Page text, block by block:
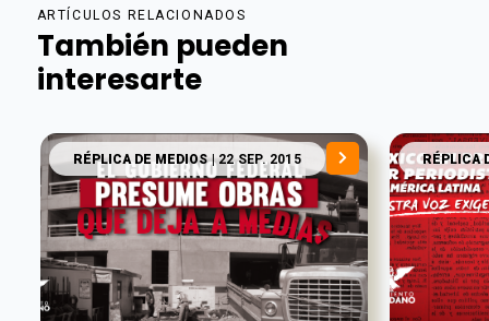
ARTÍCULOS RELACIONADOS
También pueden
interesarte
RÉPLICA DE MEDIOS| 22 SEP. 2015 RÉPLICA